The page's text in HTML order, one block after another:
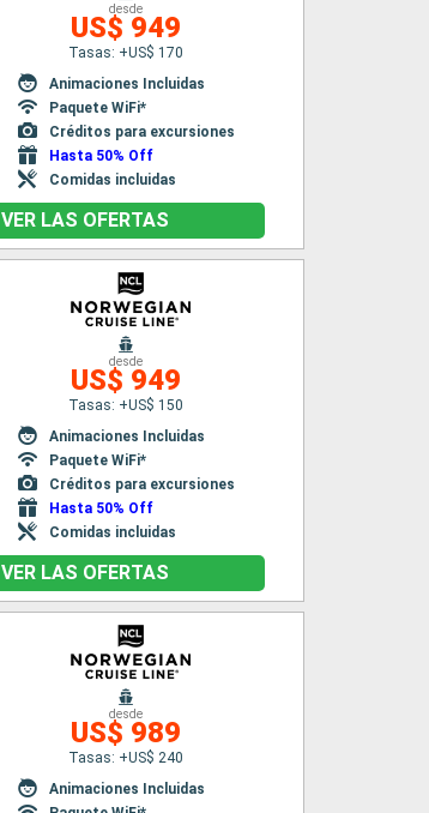
desde
US$ 949
Tasas: +US$ 170
Animaciones Incluidas
Paquete WiFi*
Créditos para excursiones
Hasta 50% Off
Comidas incluidas
VER LAS OFERTAS
desde
US$ 949
Tasas: +US$ 150
Animaciones Incluidas
Paquete WiFi*
Créditos para excursiones
Hasta 50% Off
Comidas incluidas
VER LAS OFERTAS
desde
US$ 989
Tasas: +US$ 240
Animaciones Incluidas